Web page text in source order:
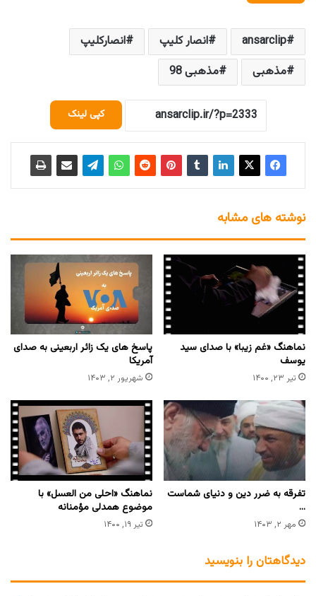
ansarclip انصار کلیپ
انصارکلیپ
مذهبی
مذهبی 98
کپی لینک
نوشته های مشابه
نماهنگ «غم زیبا» با صدای سید
یوسف
تیر ۲۳, ۱۴۰۰
پاسخ های یک زائر اربعینی به صدای
آمریکا
شهریور ۲, ۱۴۰۳
تفرقه به ضرر دین و دنیای شماست
…
مهر ۲, ۱۴۰۳
نماهنگ «احلی من العسل» با
موضوع همدلی مؤمنانه
تیر ۱۹, ۱۴۰۰
دیدگاهتان را بنویسید